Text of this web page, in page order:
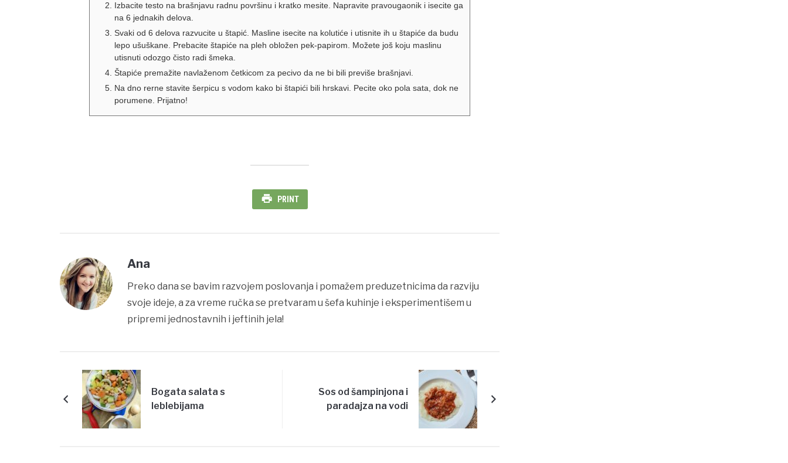
Izbacite testo na brašnjavu radnu površinu i kratko mesite. Napravite pravougaonik i isecite ga
na 6 jednakih delova.
Svaki od 6 delova razvucite u štapić. Masline isecite na kolutiće i utisnite ih u štapiće da budu
lepo ušuškane. Prebacite štapiće na pleh obložen pek-papirom. Možete još koju maslinu
utisnuti odozgo čisto radi šmeka.
Štapiće premažite navlaženom četkicom za pecivo da ne bi bili previše brašnjavi.
Na dno rerne stavite šerpicu s vodom kako bi štapići bili hrskavi. Pecite oko pola sata, dok ne
porumene. Prijatno!
PRINT
Ana
Preko dana se bavim razvojem poslovanja i pomažem preduzetnicima da razviju
svoje ideje, a za vreme ručka se pretvaram u šefa kuhinje i eksperimentišem u
pripremi jednostavnih i jeftinih jela!
Bogata salata s
leblebijama
Sos od šampinjona i
paradajza na vodi